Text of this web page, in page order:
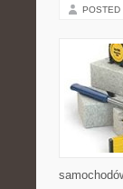
POSTED